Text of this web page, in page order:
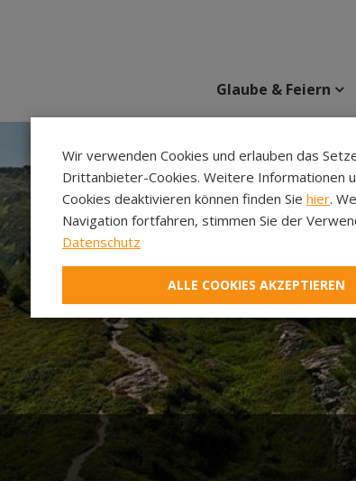
Glaube & Feiern
Wir verwenden Cookies und erlauben das
Drittanbieter-Cookies. Weitere Informationen
Cookies deaktivieren können finden Sie hier.
Navigation fortfahren, stimmen Sie der
Datenschutz
ALLE COOKIES AKZEPTIEREN